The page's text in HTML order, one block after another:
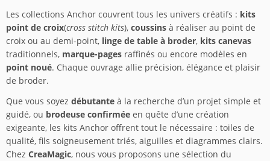
Les collections Anchor couvrent tous les univers créatifs : kits
point de croix(cross stitch kits), coussins à réaliser au point de
croix ou au demi-point, linge de table à broder, kits canevas
traditionnels, marque-pages raffinés ou encore modèles en
point noué. Chaque ouvrage allie précision, élégance et plaisir
de broder.
Que vous soyez débutante à la recherche d’un projet simple et
guidé, ou brodeuse confirmée en quête d’une création
exigeante, les kits Anchor offrent tout le nécessaire : toiles de
qualité, fils soigneusement triés, aiguilles et diagrammes clairs.
Chez CreaMagic, nous vous proposons une sélection du